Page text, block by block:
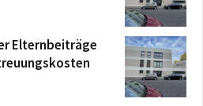
Elternbeiträge